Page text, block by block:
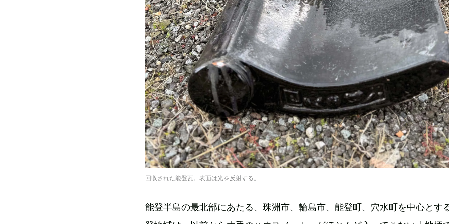
回収された能登瓦。表面は光を反射する。
能登半島の最北部にあたる、珠洲市、輪島市、能登町、穴水町を中心とす